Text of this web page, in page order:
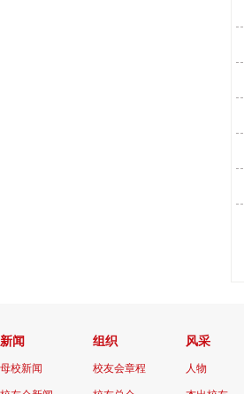
新闻
母校新闻
组织
校友会章程
风采
人物